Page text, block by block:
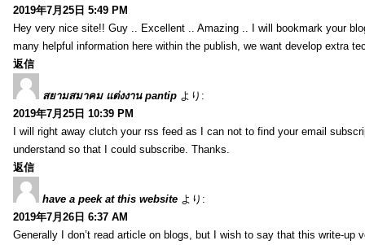
2019年7月25日 5:49 PM
Hey very nice site!! Guy .. Excellent .. Amazing .. I will bookmark your
many helpful information here within the publish, we want develop extra
返信
สยามสมาคม แต่งงาน pantip より:
2019年7月25日 10:39 PM
I will right away clutch your rss feed as I can not to find your email
understand so that I could subscribe. Thanks.
返信
have a peek at this website より:
2019年7月26日 6:37 AM
Generally I don’t read article on blogs, but I wish to say that this write-